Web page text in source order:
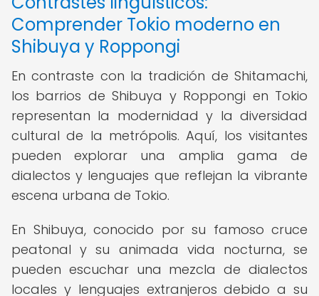
Comprender Tokio moderno en
Shibuya y Roppongi
En contraste con la tradición de Shitamachi,
los barrios de Shibuya y Roppongi en Tokio
representan la modernidad y la diversidad
cultural de la metrópolis. Aquí, los visitantes
pueden explorar una amplia gama de
dialectos y lenguajes que reflejan la vibrante
escena urbana de Tokio.
En Shibuya, conocido por su famoso cruce
peatonal y su animada vida nocturna, se
pueden escuchar una mezcla de dialectos
locales y lenguajes extranjeros debido a su